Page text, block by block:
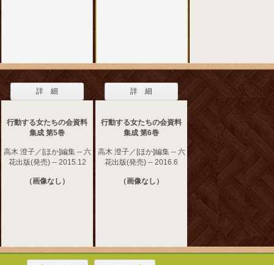
詳 細
行動する女たちの会資料
集成 第5巻
高木 澄子／[ほか]編集 -- 六
花出版(発売) -- 2015.12
（画像なし）
詳 細
行動する女たちの会資料
集成 第6巻
高木 澄子／[ほか]編集 -- 六
花出版(発売) -- 2016.6
（画像なし）